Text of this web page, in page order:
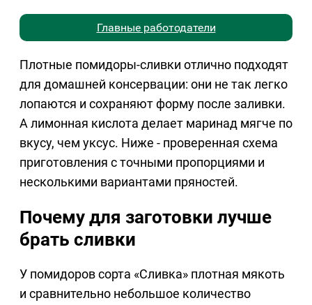
Главные работодатели
Плотные помидоры-сливки отлично подходят
для домашней консервации: они не так легко
лопаются и сохраняют форму после заливки.
А лимонная кислота делает маринад мягче по
вкусу, чем уксус. Ниже - проверенная схема
приготовления с точными пропорциями и
несколькими вариантами пряностей.
Почему для заготовки лучше
брать сливки
У помидоров сорта «Сливка» плотная мякоть
и сравнительно небольшое количество